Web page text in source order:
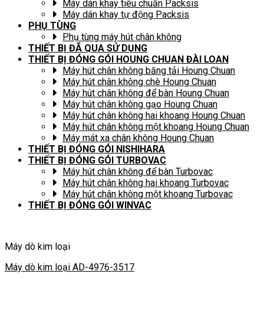
Máy dán khay tiêu chuẩn Packsis
Máy dán khay tự động Packsis
PHỤ TÙNG
Phụ tùng máy hút chân không
THIẾT BỊ ĐÃ QUA SỬ DỤNG
THIẾT BỊ ĐÓNG GÓI HOUNG CHUAN ĐÀI LOAN
Máy hút chân không băng tải Houng Chuan
Máy hút chân không chè Houng Chuan
Máy hút chân không để bàn Houng Chuan
Máy hút chân không gạo Houng Chuan
Máy hút chân không hai khoang Houng Chuan
Máy hút chân không một khoang Houng Chuan
Máy mát xa chân không Houng Chuan
THIẾT BỊ ĐÓNG GÓI NISHIHARA
THIẾT BỊ ĐÓNG GÓI TURBOVAC
Máy hút chân không để bàn Turbovac
Máy hút chân không hai khoang Turbovac
Máy hút chân không một khoang Turbovac
THIẾT BỊ ĐÓNG GÓI WINVAC
Máy dò kim loại
Máy dò kim loại AD-4976-3517